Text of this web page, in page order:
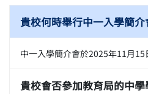
貴校何時舉行中一入學簡介
中一入學簡介會於2025年11月15
貴校會否參加教育局的中學